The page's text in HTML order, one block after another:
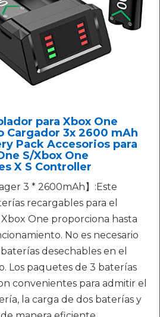
para Xbox One
Cargador 3x 2600 mAh
Pack Accesorios para
S/Xbox One
X S Controller
3 * 2600mAh】:Este
recargables para el
One proporciona hasta
No es necesario
desechables en el
Los paquetes de 3 baterías
convenientes para admitir el
la carga de dos baterías y